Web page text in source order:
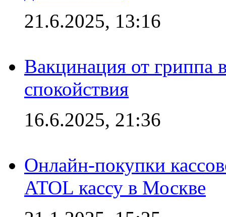
21.6.2025, 13:16
Вакцинация от гриппа
спокойствия
16.6.2025, 21:36
Онлайн-покупки
ATOL кассу в Москве